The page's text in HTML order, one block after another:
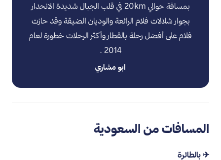
بمسافة حوالي 20km في قلب الجبال شديدة الانحدار
بجوار شلالات فلام الرائعة والوديان الضيقة وقد حازت
فلام على أفضل رحلة بالقطار وأكثر الرحلات خطورة لعام
2014 .
ابو مشاري
المسافات من السعودية
✈ بالطائرة